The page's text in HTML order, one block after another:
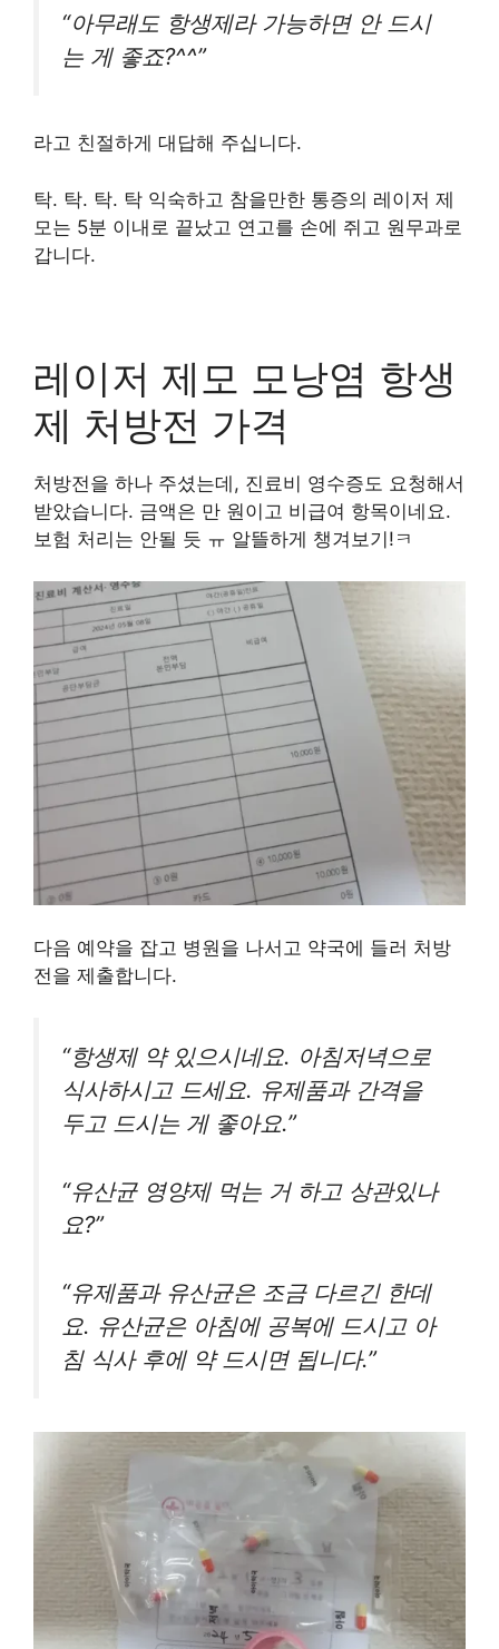
“아무래도 항생제라 가능하면 안 드시
는 게 좋죠?^^”
라고 친절하게 대답해 주십니다.
탁. 탁. 탁. 탁 익숙하고 참을만한 통증의 레이저 제
모는 5분 이내로 끝났고 연고를 손에 쥐고 원무과로
갑니다.
레이저 제모 모낭염 항생
제 처방전 가격
처방전을 하나 주셨는데, 진료비 영수증도 요청해서
받았습니다. 금액은 만 원이고 비급여 항목이네요.
보험 처리는 안될 듯 ㅠ 알뜰하게 챙겨보기!ㅋ
다음 예약을 잡고 병원을 나서고 약국에 들러 처방
전을 제출합니다.
“항생제 약 있으시네요. 아침저녁으로
식사하시고 드세요. 유제품과 간격을
두고 드시는 게 좋아요.”
“유산균 영양제 먹는 거 하고 상관있나
요?”
“유제품과 유산균은 조금 다르긴 한데
요. 유산균은 아침에 공복에 드시고 아
침 식사 후에 약 드시면 됩니다.”